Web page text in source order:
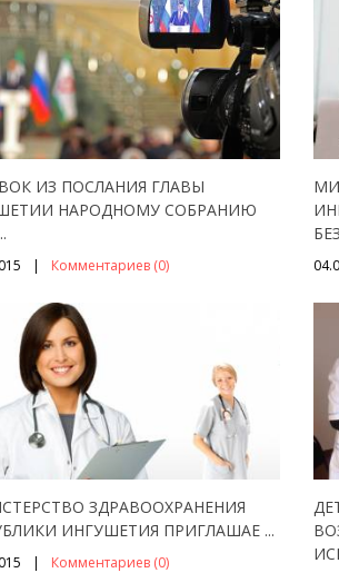
ИЗ ПОСЛАНИЯ ГЛАВЫ
НАРОДНОМУ СОБРАНИЮ
Комментариев (0)
ЗДРАВООХРАНЕНИЯ
ИНГУШЕТИЯ ПРИГЛАШАЕ ...
Комментариев (0)